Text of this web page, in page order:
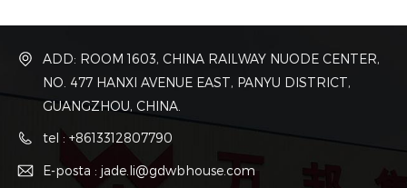
ADD: ROOM 1603, CHINA RAILWAY NUODE CENTER,
NO. 477 HANXI AVENUE EAST, PANYU DISTRICT,
GUANGZHOU, CHINA.
tel : +8613312807790
E-posta : jade.li@gdwbhouse.com